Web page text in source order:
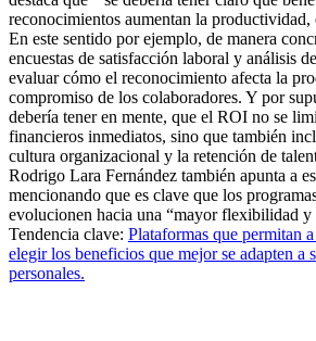
reconocimientos aumentan la
En este sentido por ejemplo, de manera
encuestas de satisfacción laboral y análisis
evaluar cómo el reconocimiento afecta la
compromiso de los colaboradores. Y por
debería tener en mente, que el ROI no se
financieros inmediatos, sino que también
cultura organizacional y la retención de
Rodrigo Lara Fernández también apunta a
mencionando que es clave que los
evolucionen hacia una “mayor flexibilidad y
Tendencia clave: Plataformas que permitan
elegir los beneficios que mejor se adapten a
personales.